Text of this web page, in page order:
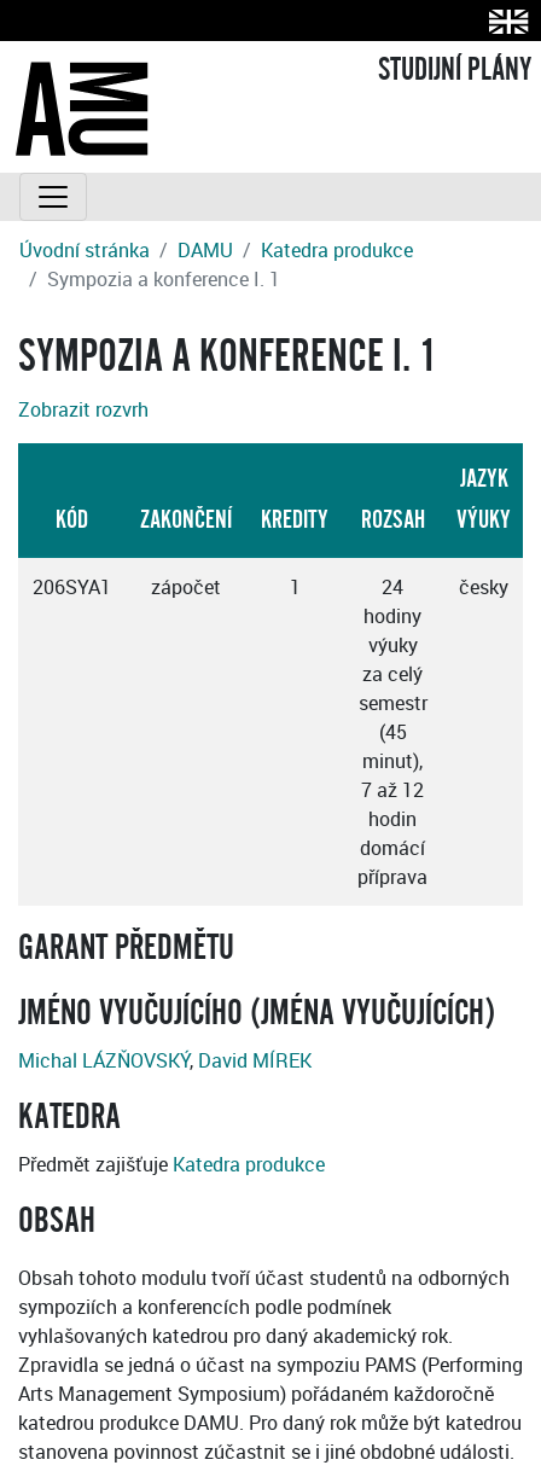
STUDIJNÍ PLÁNY
Úvodní stránka DAMU
Katedra produkce
Sympozia a konference I. 1
SYMPOZIA A KONFERENCE I. 1
Zobrazit rozvrh
KÓD ZAKONČENÍ KREDITY ROZSAH
JAZYK
VÝUKY
206SYA1 zápočet 1
24
hodiny
výuky
za celý
semestr
(45
minut),
7 až 12
hodin
domácí
příprava
česky
GARANT PŘEDMĚTU
JMÉNO VYUČUJÍCÍHO (JMÉNA VYUČUJÍCÍCH)
Michal LÁZŇOVSKÝ, David MÍREK
KATEDRA
Předmět zajišťuje Katedra produkce
OBSAH
Obsah tohoto modulu tvoří účast studentů na odborných
sympoziích a konferencích podle podmínek
vyhlašovaných katedrou pro daný akademický rok.
Zpravidla se jedná o účast na sympoziu PAMS (Performing
Arts Management Symposium) pořádaném každoročně
katedrou produkce DAMU. Pro daný rok může být katedrou
stanovena povinnost zúčastnit se i jiné obdobné události.